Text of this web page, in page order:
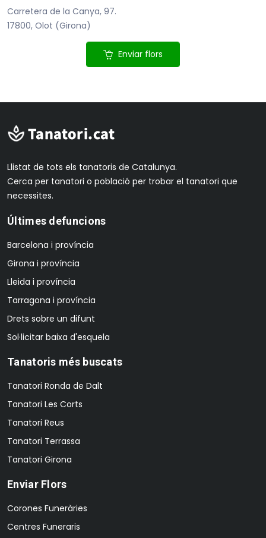
Carretera de la Canya, 97.
17800, Olot (Girona)
Enviar flors
Llistat de tots els tanatoris de Catalunya.
Cerca per tanatori o població per trobar el tanatori que
necessites.
Últimes defuncions
Barcelona i província
Girona i província
Lleida i província
Tarragona i província
Drets sobre un difunt
Sol·licitar baixa d'esquela
Tanatoris més buscats
Tanatori Ronda de Dalt
Tanatori Les Corts
Tanatori Reus
Tanatori Terrassa
Tanatori Girona
Enviar Flors
Corones Funeràries
Centres Funeraris